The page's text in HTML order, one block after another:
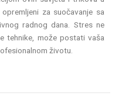
za suočavanje sa
radnog dana. Stres ne
tehnike, može postati vaša
životu.